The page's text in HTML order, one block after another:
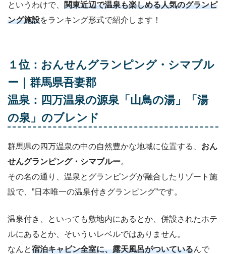
というわけで、 関東近辺で温泉も楽しめる人気のグランピ
ング施設をランキング形式で紹介します！
１位：おんせんグランピング・シマブル
ー｜群馬県吾妻郡
温泉：四万温泉の源泉「山鳥の湯」「湯
の泉」のブレンド
群馬県の四万温泉の中の自然豊かな地域に位置する、 おん
せんグランピング・シマブルー。
その名の通り、温泉とグランピングが融合したリゾート施
設で、”日本唯一の温泉付きグランピング”です。
温泉付き、といっても敷地内にあるとか、併設されたホテ
ルにあるとか、そいういレベルではありません。
なんと宿泊キャビン全室に、露天風呂がついているんで